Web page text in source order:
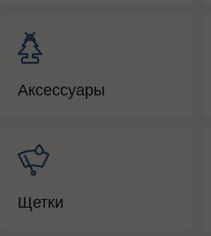
Аксессуары
Щетки